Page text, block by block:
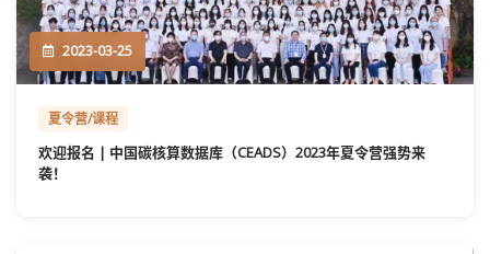
2023-03-25
夏令营/课程
欢迎报名 | 中国碳核算数据库（CEADS）2023年夏令营强势来
袭！